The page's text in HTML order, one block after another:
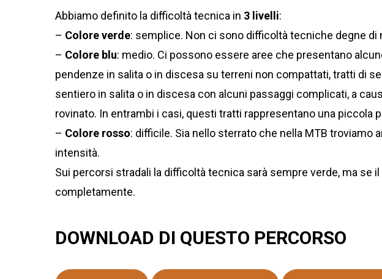
Abbiamo definito la difficoltà tecnica in 3 livelli:
– Colore verde: semplice. Non ci sono difficoltà tecniche degne di
– Colore blu: medio. Ci possono essere aree che presentano
pendenze in salita o in discesa su terreni non compattati, tratti di
sentiero in salita o in discesa con alcuni passaggi complicati, a
rovinato. In entrambi i casi, questi tratti rappresentano una piccola
– Colore rosso: difficile. Sia nello sterrato che nella MTB
intensità.
Sui percorsi stradali la difficoltà tecnica sarà sempre verde, ma
completamente.
DOWNLOAD DI QUESTO PERCORSO